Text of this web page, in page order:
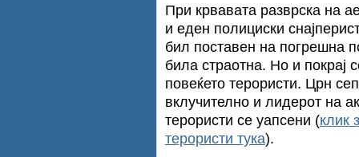
При крвавата разврска на
и еден полициски
бил поставен на погрешна
била страотна. Но и покрај
повеќето терористи. Црн
вклучително и лидерот на
терористи се уапсени (клик
терористи тука).